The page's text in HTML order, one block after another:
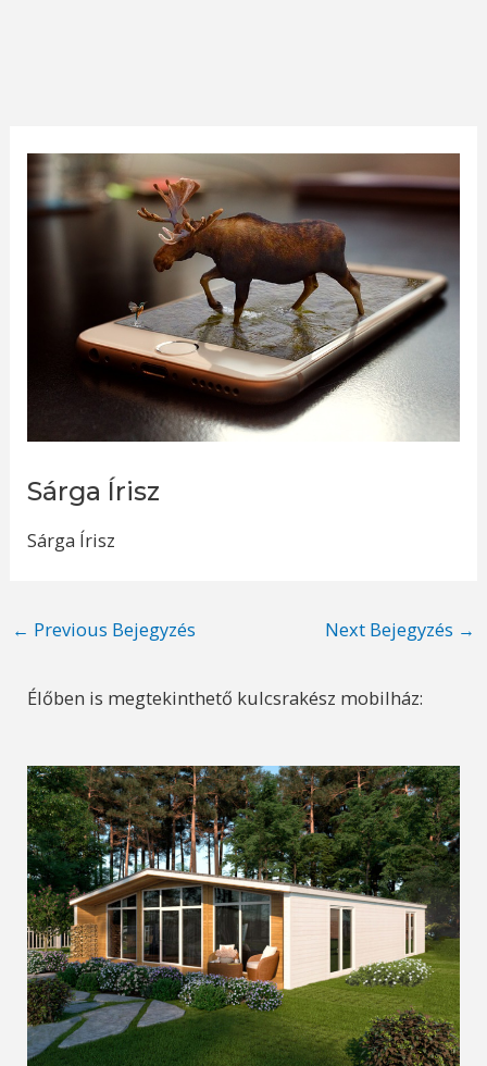
Sárga Írisz
Sárga Írisz
Post
← Previous Bejegyzés Next Bejegyzés →
Élőben is megtekinthető kulcsrakész mobilház: